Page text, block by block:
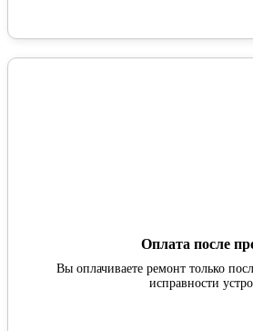
Оплата после
Вы оплачиваете ремонт только
исправности